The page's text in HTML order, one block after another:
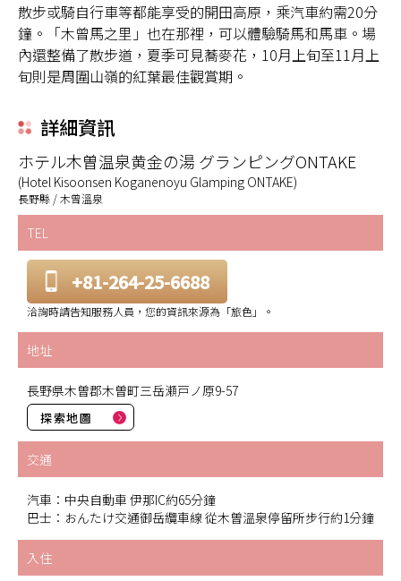
散步或騎自行車等都能享受的開田高原，乘汽車約需20分
鐘。「木曾馬之里」也在那裡，可以體驗騎馬和馬車。場
內還整備了散步道，夏季可見蕎麥花，10月上旬至11月上
旬則是周圍山嶺的紅葉最佳觀賞期。
詳細資訊
ホテル木曽温泉黄金の湯 グランピングONTAKE
(Hotel Kisoonsen Koganenoyu Glamping ONTAKE)
長野縣 / 木曾溫泉
TEL
+81-264-25-6688
洽詢時請告知服務人員，您的資訊來源為「旅色」。
地址
長野県木曽郡木曽町三岳瀬戸ノ原9-57
探索地圖
交通
汽車：中央自動車 伊那IC約65分鐘
巴士：おんたけ交通御岳纜車線 從木曽溫泉停留所步行約1分鐘
入住